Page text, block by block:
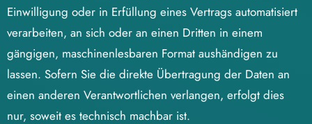
Einwilligung oder in Erfüllung eines Vertrags automatisiert
verarbeiten, an sich oder an einen Dritten in einem
gängigen, maschinenlesbaren Format aushändigen zu
lassen. Sofern Sie die direkte Übertragung der Daten an
einen anderen Verantwortlichen verlangen, erfolgt dies
nur, soweit es technisch machbar ist.